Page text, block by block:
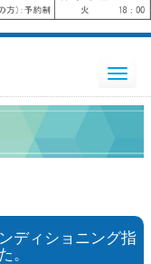
Toggle
navigation
ディショニング指
。